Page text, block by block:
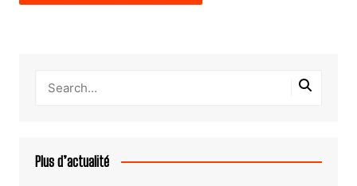
Plus d’actualité